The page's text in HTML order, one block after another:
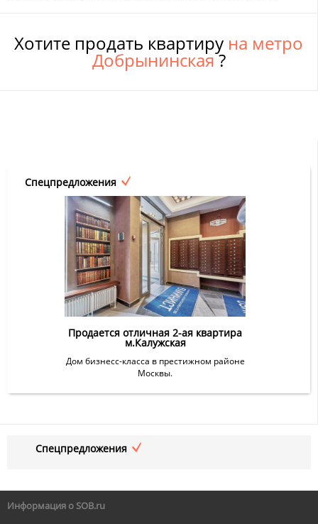
Хотите продать квартиру на метро
Добрынинская?
Спецпредложения
Продается отличная 2-ая квартира
м.Калужская
Дом бизнесс-класса в престижном районе
Москвы.
Спецпредложения
Информация о SOB.ru